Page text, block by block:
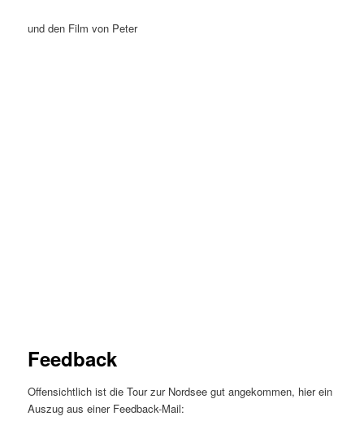
und den Film von Peter
Feedback
Offensichtlich ist die Tour zur Nordsee gut angekommen, hier ein
Auszug aus einer Feedback-Mail: